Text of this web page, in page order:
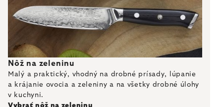
Nôž na zeleninu
Malý a praktický, vhodný na drobné prísady, lúpanie
a krájanie ovocia a zeleniny a na všetky drobné úlohy
v kuchyni.
Vybrať nôž na zeleninu